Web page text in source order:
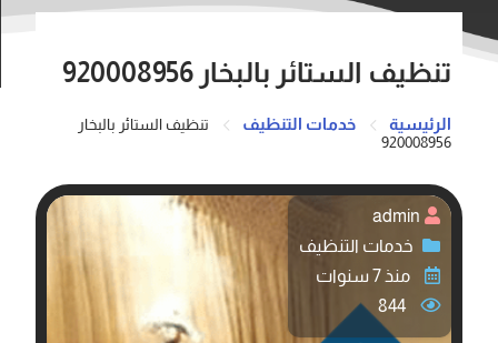
تنظيف الستائر بالبخار 920008956
الرئيسية خدمات التنظيف
تنظيف الستائر بالبخار
920008956
admin
خدمات التنظيف
منذ 7 سنوات
844